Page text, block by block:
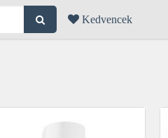
Kedvencek